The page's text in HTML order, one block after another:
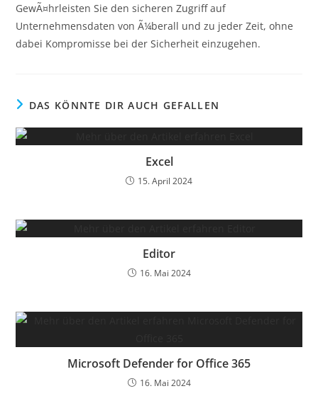
GewÃ¤hrleisten Sie den sicheren Zugriff auf
Unternehmensdaten von Ã¼berall und zu jeder Zeit, ohne
dabei Kompromisse bei der Sicherheit einzugehen.
DAS KÖNNTE DIR AUCH GEFALLEN
Excel
15. April 2024
Editor
16. Mai 2024
Microsoft Defender for Office 365
16. Mai 2024